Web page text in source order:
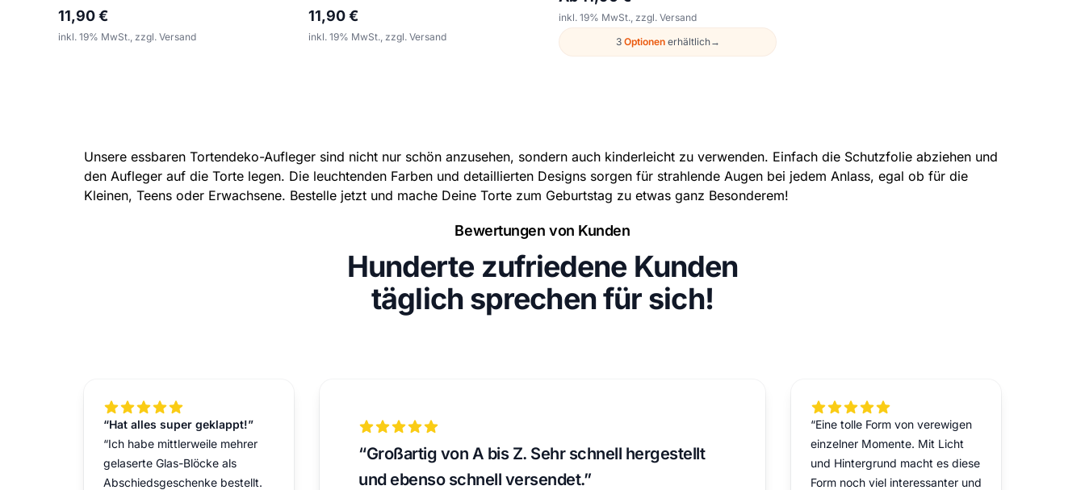
11,90 €
inkl. 19% MwSt., zzgl. Versand
11,90 €
inkl. 19% MwSt., zzgl. Versand
inkl. 19% MwSt., zzgl. Versand
3Optionen erhältlich→
Unsere essbaren Tortendeko-Aufleger sind nicht nur schön anzusehen, sondern auch kinderleicht zu verwenden. Einfach die Schutzfolie abziehen und
den Aufleger auf die Torte legen. Die leuchtenden Farben und detaillierten Designs sorgen für strahlende Augen bei jedem Anlass, egal ob für die
Kleinen, Teens oder Erwachsene. Bestelle jetzt und mache Deine Torte zum Geburtstag zu etwas ganz Besonderem!
Bewertungen von Kunden
Hunderte zufriedene Kunden
täglich sprechen für sich!
5 out of 5 stars
“Großartig von A bis Z. Sehr schnell hergestellt
und ebenso schnell versendet.”
5 out of 5 stars
“Hat alles super geklappt!”
“Ich habe mittlerweile mehrer
gelaserte Glas-Blöcke als
Abschiedsgeschenke bestellt.
5 out of 5 stars
“Eine tolle Form von verewigen
einzelner Momente. Mit Licht
und Hintergrund macht es diese
Form noch viel interessanter und